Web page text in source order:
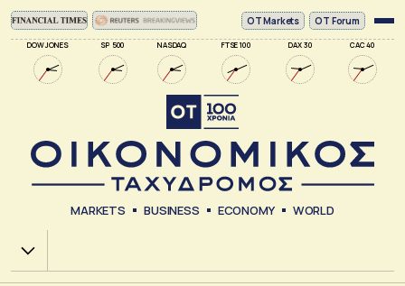
DOW JONES SP 500 NASDAQ FTSE 100 DAX 30 CAC 40
ΟΤ Markets OT Forum
MARKETS BUSINESS ECONOMY WORLD
Χ.Α.